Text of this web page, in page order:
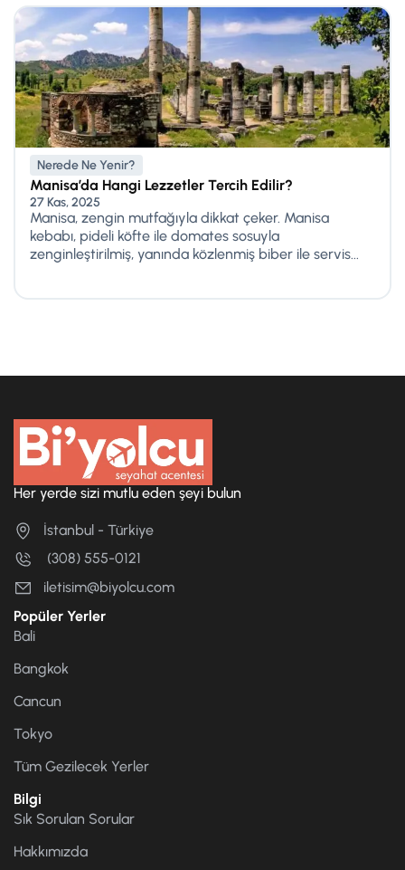
Nerede Ne Yenir?
Manisa’da Hangi Lezzetler Tercih Edilir?
27 Kas, 2025
Manisa, zengin mutfağıyla dikkat çeker. Manisa
kebabı, pideli köfte ile domates sosuyla
zenginleştirilmiş, yanında közlenmiş biber ile servis...
Her yerde sizi mutlu eden şeyi bulun
İstanbul - Türkiye
(308) 555-0121
iletisim@biyolcu.com
Popüler Yerler
Bali
Bangkok
Cancun
Tokyo
Tüm Gezilecek Yerler
Bilgi
Sık Sorulan Sorular
Hakkımızda